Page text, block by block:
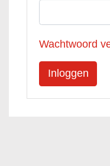
Wachtwoord